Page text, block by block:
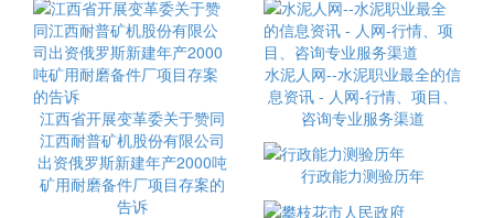
江西省开展变革委关于赞同
江西耐普矿机股份有限公司
出资俄罗斯新建年产2000吨
矿用耐磨备件厂项目存案的
告诉
水泥人网--水泥职业最全的信
息资讯 - 人网-行情、项目、
咨询专业服务渠道
行政能力测验历年